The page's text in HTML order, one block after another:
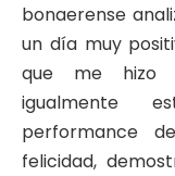
bonaerense
un día muy
que me hizo
igualmente
performance
felicidad,